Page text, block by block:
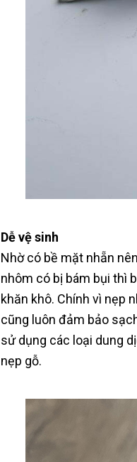
Dễ vệ sinh
Nhờ có bề mặt nhẵn
nhôm có bị bám bụi thì
khăn khô. Chính vì nẹp
cũng luôn đảm bảo
sử dụng các loại dung
nẹp gỗ.